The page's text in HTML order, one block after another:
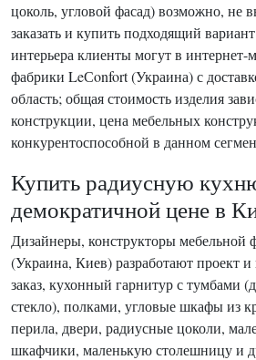
цоколь, угловой фасад) возможно, не
заказать и купить подходящий
интерьера клиенты могут в интернет-
фабрики LeСonfort (Украина) с
область; общая стоимость изделия
конструкции, цена мебельных
конкурентоспособной в данном
Купить радиусную
демократичной цене в
Дизайнеры, конструкторы мебельной
(Украина, Киев) разработают проект
заказ, кухонный гарнитур с тумбами
стекло), полками, угловые шкафы из
перила, двери, радиусные цоколи,
шкафчики, маленькую столешницу и